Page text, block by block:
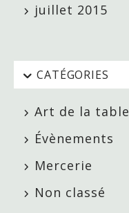
juillet 2015
CATÉGORIES
Art de la table
Évènements
Mercerie
Non classé